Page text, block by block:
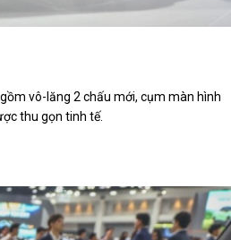
vô-lăng 2 chấu mới, cụm màn hình
thu gọn tinh tế.